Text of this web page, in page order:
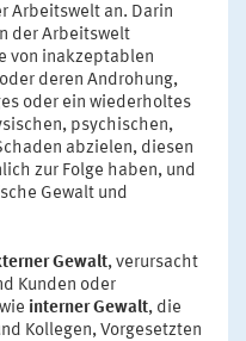
Arbeitswelt an. Darin
der Arbeitswelt
von inakzeptablen
deren Androhung,
oder ein wiederholtes
psychischen,
abzielen, diesen
zur Folge haben, und
Gewalt und
Gewalt, verursacht
Kunden oder
interner Gewalt, die
Kollegen, Vorgesetzten